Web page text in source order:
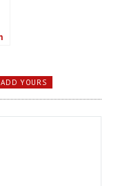
ADD YOURS